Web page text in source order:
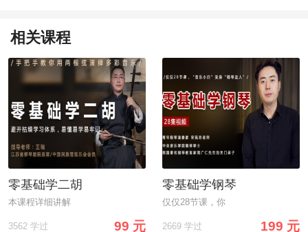
相关课程
零基础学二胡
本课程详细讲解
3562 学过 99 元
零基础学钢琴
仅仅28节课，你
2669 学过 199 元